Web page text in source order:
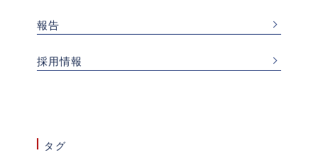
報告
採用情報
タグ